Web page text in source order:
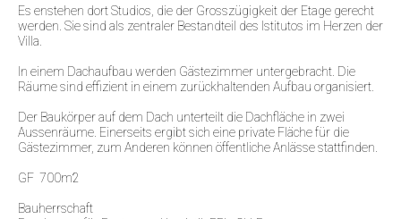
Es enstehen dort Studios, die der Grosszügigkeit der Etage gerecht
werden. Sie sind als zentraler Bestandteil des Istitutos im Herzen der
Villa.
In einem Dachaufbau werden Gästezimmer untergebracht. Die
Räume sind effizient in einem zurückhaltenden Aufbau organisiert.
Der Baukörper auf dem Dach unterteilt die Dachfläche in zwei
Aussenräume. Einerseits ergibt sich eine private Fläche für die
Gästezimmer, zum Anderen können öffentliche Anlässe stattfinden.
GF 700m2
Bauherrschaft